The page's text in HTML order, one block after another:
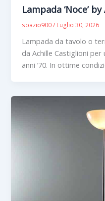
Lampada ‘Noce’
spazio900/ Luglio 30, 2026
Lampada da tavolo o
da Achille Castiglioni
anni ’70. In ottime